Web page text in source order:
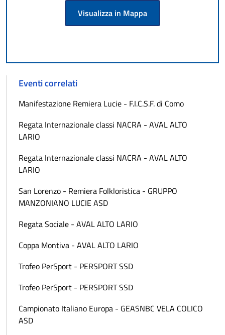
Visualizza in Mappa
Eventi correlati
Manifestazione Remiera Lucie - F.I.C.S.F. di Como
Regata Internazionale classi NACRA - AVAL ALTO
LARIO
Regata Internazionale classi NACRA - AVAL ALTO
LARIO
San Lorenzo - Remiera Folkloristica - GRUPPO
MANZONIANO LUCIE ASD
Regata Sociale - AVAL ALTO LARIO
Coppa Montiva - AVAL ALTO LARIO
Trofeo PerSport - PERSPORT SSD
Trofeo PerSport - PERSPORT SSD
Campionato Italiano Europa - GEASNBC VELA COLICO
ASD